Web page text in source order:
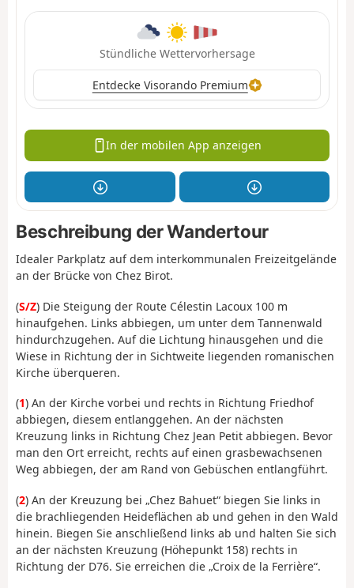
Stündliche Wettervorhersage
Entdecke Visorando Premium
In der mobilen App anzeigen
Beschreibung der Wandertour
Idealer Parkplatz auf dem interkommunalen Freizeitgelände
an der Brücke von Chez Birot.
(S/Z) Die Steigung der Route Célestin Lacoux 100 m
hinaufgehen. Links abbiegen, um unter dem Tannenwald
hindurchzugehen. Auf die Lichtung hinausgehen und die
Wiese in Richtung der in Sichtweite liegenden romanischen
Kirche überqueren.
(1) An der Kirche vorbei und rechts in Richtung Friedhof
abbiegen, diesem entlanggehen. An der nächsten
Kreuzung links in Richtung Chez Jean Petit abbiegen. Bevor
man den Ort erreicht, rechts auf einen grasbewachsenen
Weg abbiegen, der am Rand von Gebüschen entlangführt.
(2) An der Kreuzung bei „Chez Bahuet“ biegen Sie links in
die brachliegenden Heideflächen ab und gehen in den Wald
hinein. Biegen Sie anschließend links ab und halten Sie sich
an der nächsten Kreuzung (Höhepunkt 158) rechts in
Richtung der D76. Sie erreichen die „Croix de la Ferrière“.